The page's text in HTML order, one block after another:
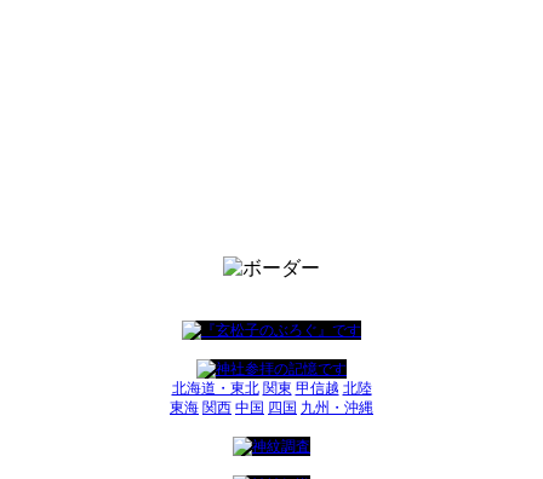
北海道・東北 関東 甲信越 北陸
東海 関西 中国 四国 九州・沖縄